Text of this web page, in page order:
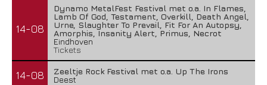
14-08
Dynamo MetalFest Festival met o.a. In Flames,
Lamb Of God, Testament, Overkill, Death Angel,
Urne, Slaughter To Prevail, Fit For An Autopsy,
Amorphis, Insanity Alert, Primus, Necrot
Eindhoven
Tickets
14-08
Zeeltje Rock Festival met o.a. Up The Irons
Deest